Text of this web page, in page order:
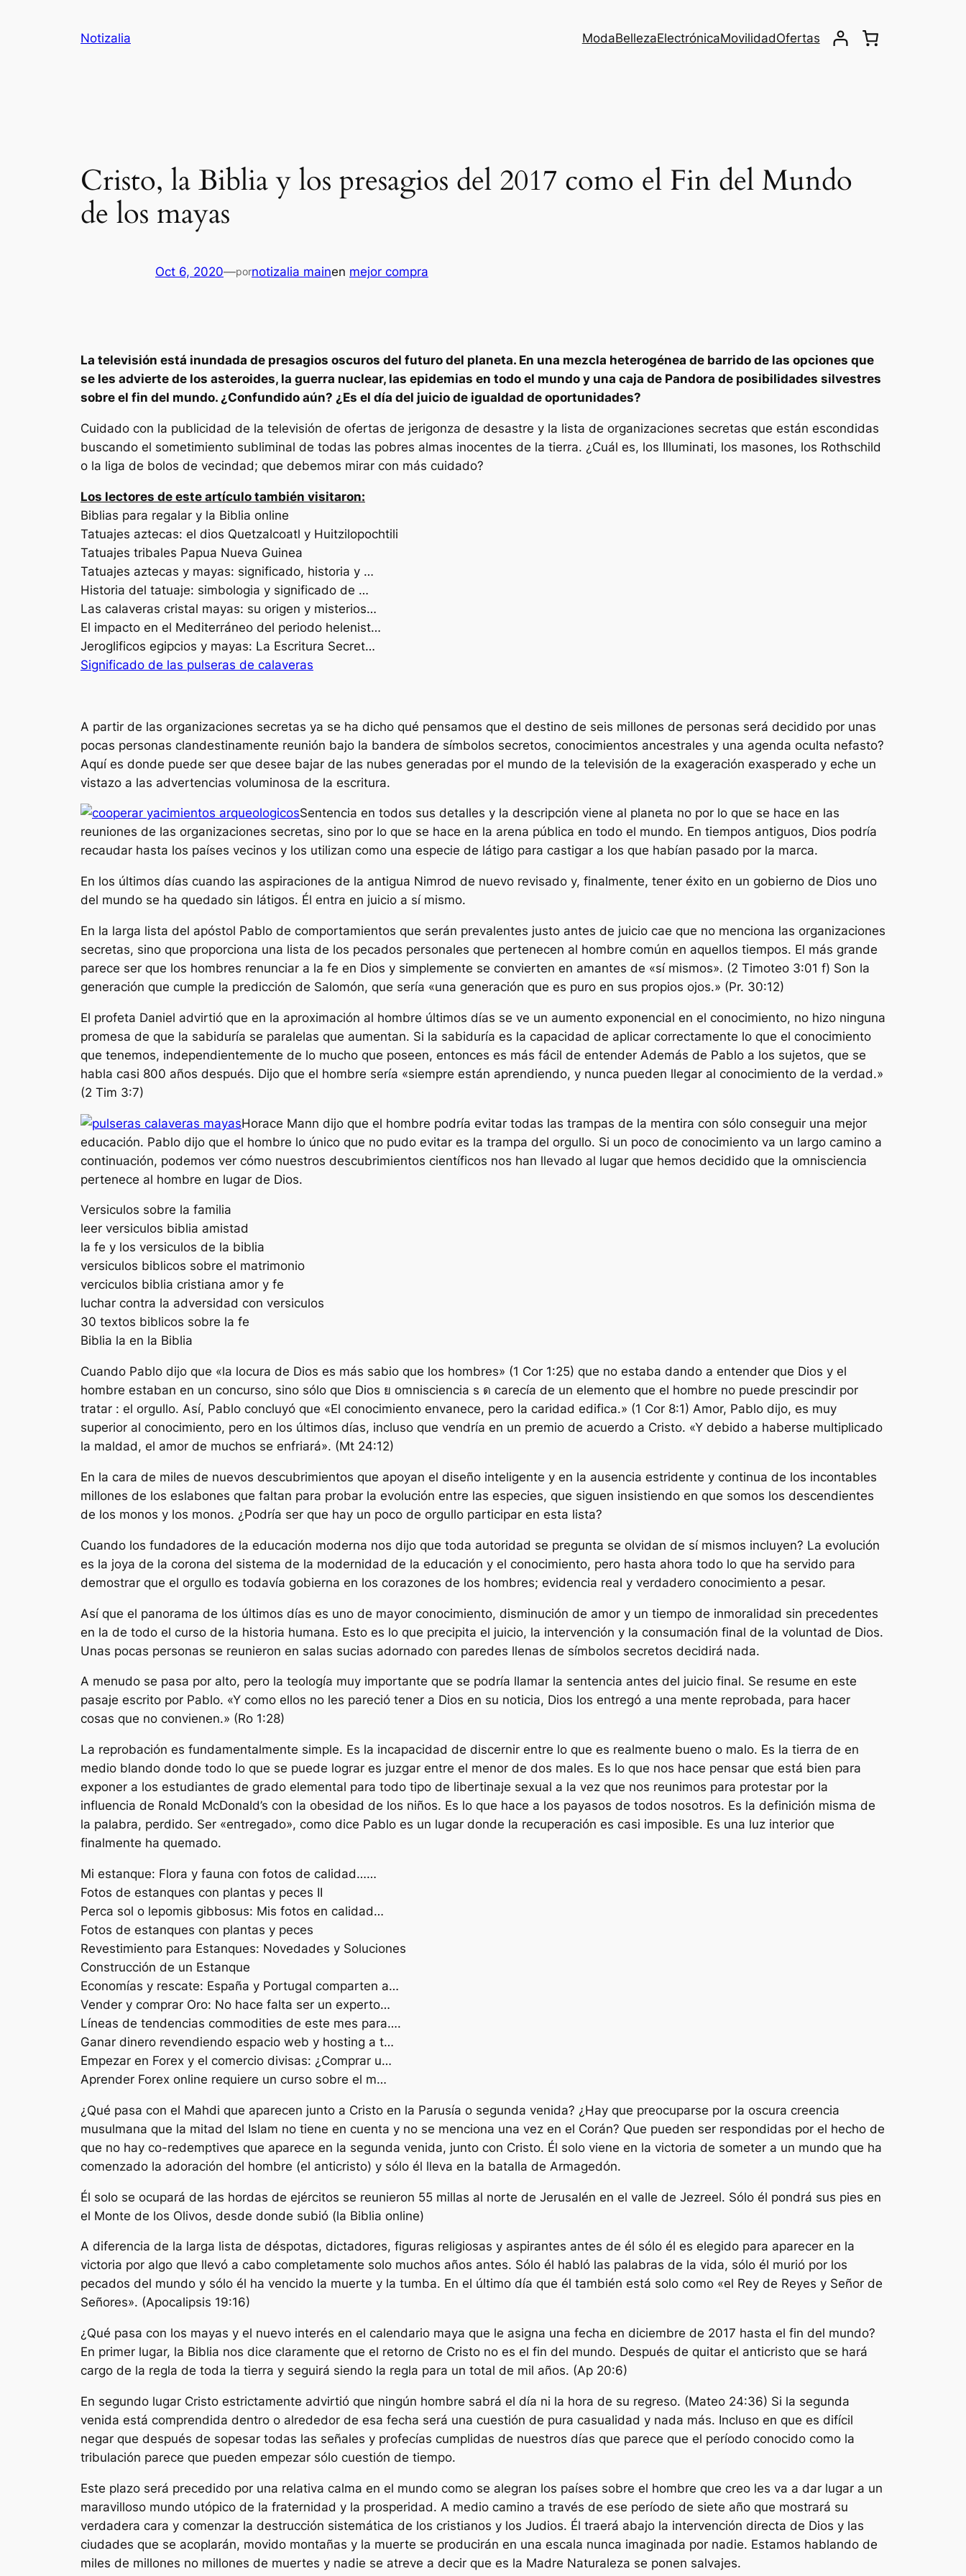
Notizalia ModaBellezaElectrónicaMovilidadOfertas
Cristo, la Biblia y los presagios del 2017 como el Fin del Mundo
de los mayas
Oct 6, 2020—pornotizalia mainen mejor compra
La televisión está inundada de presagios oscuros del futuro del planeta. En una mezcla heterogénea de barrido de las opciones que
se les advierte de los asteroides, la guerra nuclear, las epidemias en todo el mundo y una caja de Pandora de posibilidades silvestres
sobre el fin del mundo. ¿Confundido aún? ¿Es el día del juicio de igualdad de oportunidades?
Cuidado con la publicidad de la televisión de ofertas de jerigonza de desastre y la lista de organizaciones secretas que están escondidas
buscando el sometimiento subliminal de todas las pobres almas inocentes de la tierra. ¿Cuál es, los Illuminati, los masones, los Rothschild
o la liga de bolos de vecindad; que debemos mirar con más cuidado?
Los lectores de este artículo también visitaron:
Biblias para regalar y la Biblia online
Tatuajes aztecas: el dios Quetzalcoatl y Huitzilopochtili
Tatuajes tribales Papua Nueva Guinea
Tatuajes aztecas y mayas: significado, historia y …
Historia del tatuaje: simbologia y significado de …
Las calaveras cristal mayas: su origen y misterios…
El impacto en el Mediterráneo del periodo helenist…
Jeroglificos egipcios y mayas: La Escritura Secret…
Significado de las pulseras de calaveras
A partir de las organizaciones secretas ya se ha dicho qué pensamos que el destino de seis millones de personas será decidido por unas
pocas personas clandestinamente reunión bajo la bandera de símbolos secretos, conocimientos ancestrales y una agenda oculta nefasto?
Aquí es donde puede ser que desee bajar de las nubes generadas por el mundo de la televisión de la exageración exasperado y eche un
vistazo a las advertencias voluminosa de la escritura.
Sentencia en todos sus detalles y la descripción viene al planeta no por lo que se hace en las
reuniones de las organizaciones secretas, sino por lo que se hace en la arena pública en todo el mundo. En tiempos antiguos, Dios podría
recaudar hasta los países vecinos y los utilizan como una especie de látigo para castigar a los que habían pasado por la marca.
En los últimos días cuando las aspiraciones de la antigua Nimrod de nuevo revisado y, finalmente, tener éxito en un gobierno de Dios uno
del mundo se ha quedado sin látigos. Él entra en juicio a sí mismo.
En la larga lista del apóstol Pablo de comportamientos que serán prevalentes justo antes de juicio cae que no menciona las organizaciones
secretas, sino que proporciona una lista de los pecados personales que pertenecen al hombre común en aquellos tiempos. El más grande
parece ser que los hombres renunciar a la fe en Dios y simplemente se convierten en amantes de «sí mismos». (2 Timoteo 3:01 f) Son la
generación que cumple la predicción de Salomón, que sería «una generación que es puro en sus propios ojos.» (Pr. 30:12)
El profeta Daniel advirtió que en la aproximación al hombre últimos días se ve un aumento exponencial en el conocimiento, no hizo ninguna
promesa de que la sabiduría se paralelas que aumentan. Si la sabiduría es la capacidad de aplicar correctamente lo que el conocimiento
que tenemos, independientemente de lo mucho que poseen, entonces es más fácil de entender Además de Pablo a los sujetos, que se
habla casi 800 años después. Dijo que el hombre sería «siempre están aprendiendo, y nunca pueden llegar al conocimiento de la verdad.»
(2 Tim 3:7)
Horace Mann dijo que el hombre podría evitar todas las trampas de la mentira con sólo conseguir una mejor
educación. Pablo dijo que el hombre lo único que no pudo evitar es la trampa del orgullo. Si un poco de conocimiento va un largo camino a
continuación, podemos ver cómo nuestros descubrimientos científicos nos han llevado al lugar que hemos decidido que la omnisciencia
pertenece al hombre en lugar de Dios.
Versiculos sobre la familia
leer versiculos biblia amistad
la fe y los versiculos de la biblia
versiculos biblicos sobre el matrimonio
verciculos biblia cristiana amor y fe
luchar contra la adversidad con versiculos
30 textos biblicos sobre la fe
Biblia la en la Biblia
Cuando Pablo dijo que «la locura de Dios es más sabio que los hombres» (1 Cor 1:25) que no estaba dando a entender que Dios y el
hombre estaban en un concurso, sino sólo que Dios ย omnisciencia s ด carecía de un elemento que el hombre no puede prescindir por
tratar : el orgullo. Así, Pablo concluyó que «El conocimiento envanece, pero la caridad edifica.» (1 Cor 8:1) Amor, Pablo dijo, es muy
superior al conocimiento, pero en los últimos días, incluso que vendría en un premio de acuerdo a Cristo. «Y debido a haberse multiplicado
la maldad, el amor de muchos se enfriará». (Mt 24:12)
En la cara de miles de nuevos descubrimientos que apoyan el diseño inteligente y en la ausencia estridente y continua de los incontables
millones de los eslabones que faltan para probar la evolución entre las especies, que siguen insistiendo en que somos los descendientes
de los monos y los monos. ¿Podría ser que hay un poco de orgullo participar en esta lista?
Cuando los fundadores de la educación moderna nos dijo que toda autoridad se pregunta se olvidan de sí mismos incluyen? La evolución
es la joya de la corona del sistema de la modernidad de la educación y el conocimiento, pero hasta ahora todo lo que ha servido para
demostrar que el orgullo es todavía gobierna en los corazones de los hombres; evidencia real y verdadero conocimiento a pesar.
Así que el panorama de los últimos días es uno de mayor conocimiento, disminución de amor y un tiempo de inmoralidad sin precedentes
en la de todo el curso de la historia humana. Esto es lo que precipita el juicio, la intervención y la consumación final de la voluntad de Dios.
Unas pocas personas se reunieron en salas sucias adornado con paredes llenas de símbolos secretos decidirá nada.
A menudo se pasa por alto, pero la teología muy importante que se podría llamar la sentencia antes del juicio final. Se resume en este
pasaje escrito por Pablo. «Y como ellos no les pareció tener a Dios en su noticia, Dios los entregó a una mente reprobada, para hacer
cosas que no convienen.» (Ro 1:28)
La reprobación es fundamentalmente simple. Es la incapacidad de discernir entre lo que es realmente bueno o malo. Es la tierra de en
medio blando donde todo lo que se puede lograr es juzgar entre el menor de dos males. Es lo que nos hace pensar que está bien para
exponer a los estudiantes de grado elemental para todo tipo de libertinaje sexual a la vez que nos reunimos para protestar por la
influencia de Ronald McDonald’s con la obesidad de los niños. Es lo que hace a los payasos de todos nosotros. Es la definición misma de
la palabra, perdido. Ser «entregado», como dice Pablo es un lugar donde la recuperación es casi imposible. Es una luz interior que
finalmente ha quemado.
Mi estanque: Flora y fauna con fotos de calidad……
Fotos de estanques con plantas y peces II
Perca sol o lepomis gibbosus: Mis fotos en calidad…
Fotos de estanques con plantas y peces
Revestimiento para Estanques: Novedades y Soluciones
Construcción de un Estanque
Economías y rescate: España y Portugal comparten a…
Vender y comprar Oro: No hace falta ser un experto…
Líneas de tendencias commodities de este mes para….
Ganar dinero revendiendo espacio web y hosting a t…
Empezar en Forex y el comercio divisas: ¿Comprar u…
Aprender Forex online requiere un curso sobre el m…
¿Qué pasa con el Mahdi que aparecen junto a Cristo en la Parusía o segunda venida? ¿Hay que preocuparse por la oscura creencia
musulmana que la mitad del Islam no tiene en cuenta y no se menciona una vez en el Corán? Que pueden ser respondidas por el hecho de
que no hay co-redemptives que aparece en la segunda venida, junto con Cristo. Él solo viene en la victoria de someter a un mundo que ha
comenzado la adoración del hombre (el anticristo) y sólo él lleva en la batalla de Armagedón.
Él solo se ocupará de las hordas de ejércitos se reunieron 55 millas al norte de Jerusalén en el valle de Jezreel. Sólo él pondrá sus pies en
el Monte de los Olivos, desde donde subió (la Biblia online)
A diferencia de la larga lista de déspotas, dictadores, figuras religiosas y aspirantes antes de él sólo él es elegido para aparecer en la
victoria por algo que llevó a cabo completamente solo muchos años antes. Sólo él habló las palabras de la vida, sólo él murió por los
pecados del mundo y sólo él ha vencido la muerte y la tumba. En el último día que él también está solo como «el Rey de Reyes y Señor de
Señores». (Apocalipsis 19:16)
¿Qué pasa con los mayas y el nuevo interés en el calendario maya que le asigna una fecha en diciembre de 2017 hasta el fin del mundo?
En primer lugar, la Biblia nos dice claramente que el retorno de Cristo no es el fin del mundo. Después de quitar el anticristo que se hará
cargo de la regla de toda la tierra y seguirá siendo la regla para un total de mil años. (Ap 20:6)
En segundo lugar Cristo estrictamente advirtió que ningún hombre sabrá el día ni la hora de su regreso. (Mateo 24:36) Si la segunda
venida está comprendida dentro o alrededor de esa fecha será una cuestión de pura casualidad y nada más. Incluso en que es difícil
negar que después de sopesar todas las señales y profecías cumplidas de nuestros días que parece que el período conocido como la
tribulación parece que pueden empezar sólo cuestión de tiempo.
Este plazo será precedido por una relativa calma en el mundo como se alegran los países sobre el hombre que creo les va a dar lugar a un
maravilloso mundo utópico de la fraternidad y la prosperidad. A medio camino a través de ese período de siete año que mostrará su
verdadera cara y comenzar la destrucción sistemática de los cristianos y los Judios. Él traerá abajo la intervención directa de Dios y las
ciudades que se acoplarán, movido montañas y la muerte se producirán en una escala nunca imaginada por nadie. Estamos hablando de
miles de millones no millones de muertes y nadie se atreve a decir que es la Madre Naturaleza se ponen salvajes.